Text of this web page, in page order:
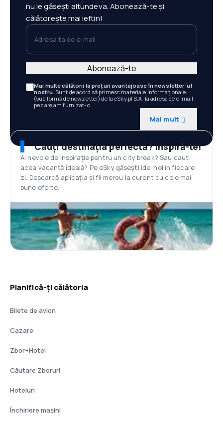
nu le găsești altundeva. Abonează-te și
călătorește mai ieftin!
Adresa ta de e-mail
Mai multe călătorii la prețuri avantajoase în newsletter-ul
nostru. Sunt de acord să primesc materiale informaționale
(sub formă de newsletter) de la eSky.pl S.A. la adresa de e-mail
pe care am furnizat-o.
Mai mult
Abonează-te
Cauți destinația perfectă? Inspiră-te!
Ai nevoie de inspirație pentru un city break? Sau cauți
acea vacanță ideală? Pe eSky găsești idei noi în fiecare
zi. Descarcă aplicația și fii mereu la curent cu cele mai
bune oferte.
Planifică-ți călătoria
Bilete de avion
Cazare
Zbor+Hotel
Căutare Zboruri
Hoteluri
Închiriere mașini